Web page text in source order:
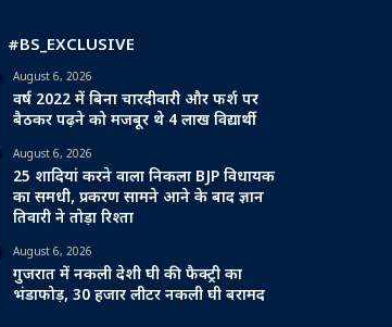
#BS_EXCLUSIVE
August 6, 2026
वर्ष 2022 में बिना चारदीवारी और फर्श पर
बैठकर पढ़ने को मजबूर थे 4 लाख विद्यार्थी
August 6, 2026
25 शादियां करने वाला निकला BJP विधायक
का समधी, प्रकरण सामने आने के बाद ज्ञान
तिवारी ने तोड़ा रिश्ता
August 6, 2026
गुजरात में नकली देशी घी की फैक्ट्री का
भंडाफोड़, 30 हजार लीटर नकली घी बरामद